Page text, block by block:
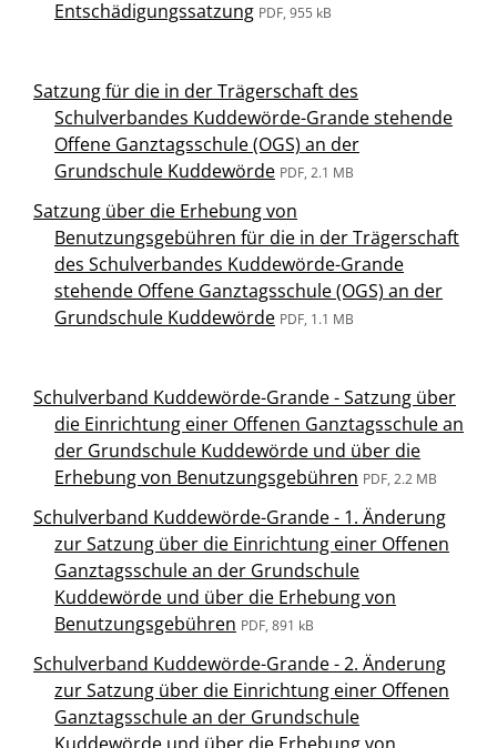
Entschädigungssatzung PDF, 955 kB
Satzung für die in der Trägerschaft des
Schulverbandes Kuddewörde-Grande stehende
Offene Ganztagsschule (OGS) an der
Grundschule Kuddewörde PDF, 2.1 MB
Satzung über die Erhebung von
Benutzungsgebühren für die in der Trägerschaft
des Schulverbandes Kuddewörde-Grande
stehende Offene Ganztagsschule (OGS) an der
Grundschule Kuddewörde PDF, 1.1 MB
Schulverband Kuddewörde-Grande - Satzung über
die Einrichtung einer Offenen Ganztagsschule an
der Grundschule Kuddewörde und über die
Erhebung von Benutzungsgebühren PDF, 2.2 MB
Schulverband Kuddewörde-Grande - 1. Änderung
zur Satzung über die Einrichtung einer Offenen
Ganztagsschule an der Grundschule
Kuddewörde und über die Erhebung von
Benutzungsgebühren PDF, 891 kB
Schulverband Kuddewörde-Grande - 2. Änderung
zur Satzung über die Einrichtung einer Offenen
Ganztagsschule an der Grundschule